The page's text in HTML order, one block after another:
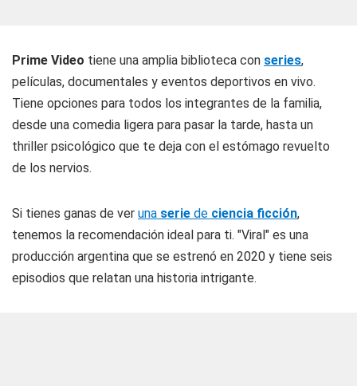
Prime Video tiene una amplia biblioteca con series,
películas, documentales y eventos deportivos en vivo.
Tiene opciones para todos los integrantes de la familia,
desde una comedia ligera para pasar la tarde, hasta un
thriller psicológico que te deja con el estómago revuelto
de los nervios.
Si tienes ganas de ver una serie de ciencia ficción,
tenemos la recomendación ideal para ti. "Viral" es una
producción argentina que se estrenó en 2020 y tiene seis
episodios que relatan una historia intrigante.